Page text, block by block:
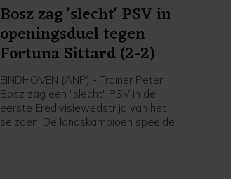
Bosz zag 'slecht' PSV in
openingsduel tegen
Fortuna Sittard (2-2)
EINDHOVEN (ANP) - Trainer Peter
Bosz zag een "slecht" PSV in de
eerste Eredivisiewedstrijd van het
seizoen. De landskampioen speelde,